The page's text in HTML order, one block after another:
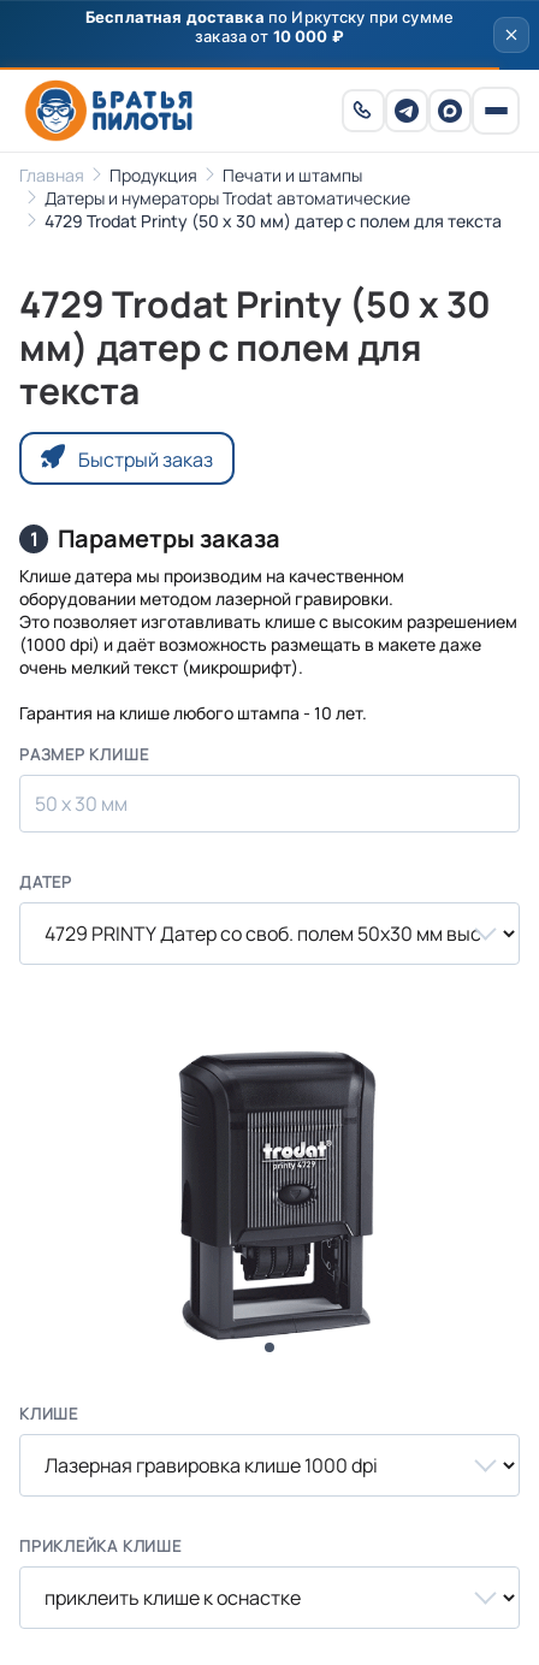
Бесплатная доставка по Иркутску при сумме
заказа от 10 000 ₽
Главная Продукция
Печати и штампы
Датеры и нумераторы Trodat автоматические
4729 Trodat Printy (50 х 30 мм) датер с полем для текста
4729 Trodat Printy (50 х 30
мм) датер с полем для
текста
Быстрый заказ
1 Параметры заказа
Клише датера мы производим на качественном
оборудовании методом лазерной гравировки.
Это позволяет изготавливать клише с высоким разрешением
(1000 dpi) и даёт возможность размещать в макете даже
очень мелкий текст (микрошрифт).
Гарантия на клише любого штампа - 10 лет.
РАЗМЕР КЛИШЕ
50 x 30 мм
ДАТЕР
КЛИШЕ
ПРИКЛЕЙКА КЛИШЕ